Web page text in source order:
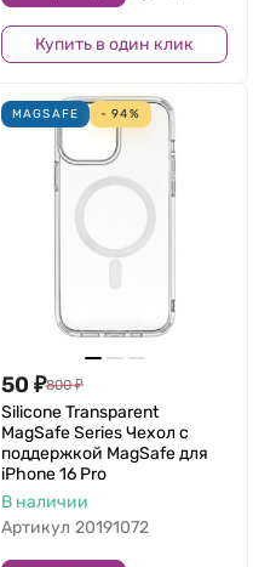
Купить в один клик
MAGSAFE - 94%
50 ₽800 ₽
Silicone Transparent
MagSafe Series Чехол с
поддержкой MagSafe для
iPhone 16 Pro
В наличии
Артикул 20191072